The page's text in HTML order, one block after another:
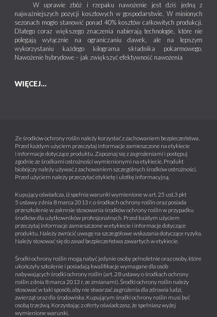
W uprawie zbóż i rzepaku nawożenie jest dziś jedną z
najważniejszych pozycji kosztowych w gospodarstwie. W minionych
sezonach mogło stanowić ponad 40% kosztów całkowitych produkcji.
Dlatego coraz większego znaczenia nabierają technologie, które nie
polegają wyłącznie na ograniczaniu dawek, ale na lepszym
wykorzystaniu każdego kilograma składnika pokarmowego.
Nawożenie hybrydowe – jak zwiększyć efektywność nawożenia
WIĘCEJ...
Ze środków ochrony roślin należy korzystać z zachowaniem bezpieczeństwa.
Przed każdym użyciem przeczytaj informacje zamieszczone na etykiecie
i informacje dotyczące produktu. Zapoznaj się z zagrożeniami i postępuj
zgodnie ze środkami ostrożności wymienionymi na etykiecie. Produkt
biobójczy należy używać z zachowaniem szczególnych środków ostrożności.
Przed użyciem należy przeczytać etykietę i ulotkę informacyjną.
Kupujący oświadcza, iż spełnia warunki wymienione w art. 25 ust.3 pkt
5 ustawy z dnia 8 marca 2013 r. o środkach ochrony roślin oraz posiada
przeszkolenie w zakresie stosowania środków ochrony roślin w przypadku
środków dla użytkowników profesjonalnych. Przed każdym użyciem
przeczytaj informacje zamieszczone w etykiecie i informacje dotyczące
produktu. Należy zwrócić uwagę na szczegółowe wskazania dotyczące ryzyka.
Należy stosować się do zasad bezpieczeństwa zawartych w etykiecie.
Środki ochrony roślin mogą nabyć jedynie osoby pełnoletnie oraz osoby, które
ukończyły szkolenie i posiadają kwalifikacje wymagane dla osób
nabywających środki ochrony roślin (art. 28 ustawy o środkach ochrony
roślin z dnia 8 marca 2013 r. ze zmianami). Środki ochrony roślin należy
stosować w taki sposób, aby nie stwarzać zagrożenia dla zdrowia ludzi,
zwierząt oraz dla środowiska. Kupującym środki ochrony roślin musi być
osobą trzeźwą. Korzystając z oferty oświadczasz, że spełniasz wyżej
wymienione warunki.